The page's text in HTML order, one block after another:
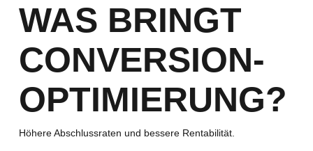
WAS BRINGT
CONVERSION-
OPTIMIERUNG?
Höhere Abschlussraten und bessere Rentabilität.